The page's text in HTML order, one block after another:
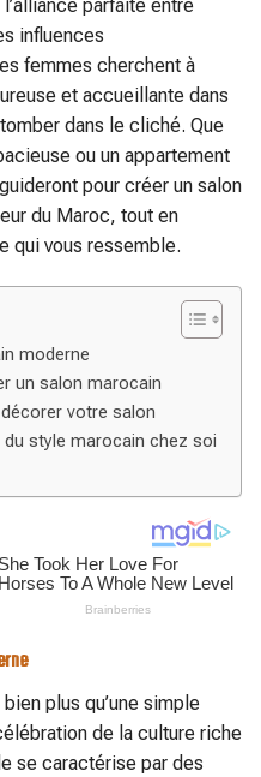
parfaite entre
influences
femmes cherchent à
et accueillante dans
dans le cliché. Que
ou un appartement
pour créer un salon
du Maroc, tout en
qui vous ressemble.
moderne
un salon marocain
votre salon
style marocain chez soi
plus qu’une simple
de la culture riche
se caractérise par des